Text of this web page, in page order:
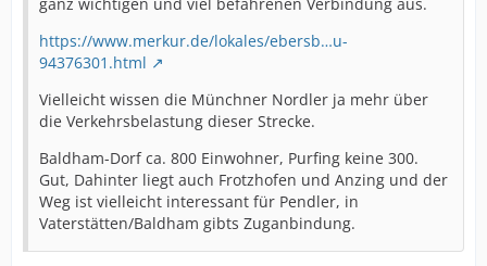
https://www.merkur.de/lokales/ebersb…u-
94376301.html
Vielleicht wissen die Münchner Nordler ja mehr über
die Verkehrsbelastung dieser Strecke.
Baldham-Dorf ca. 800 Einwohner, Purfing keine 300.
Gut, Dahinter liegt auch Frotzhofen und Anzing und der
Weg ist vielleicht interessant für Pendler, in
Vaterstätten/Baldham gibts Zuganbindung.